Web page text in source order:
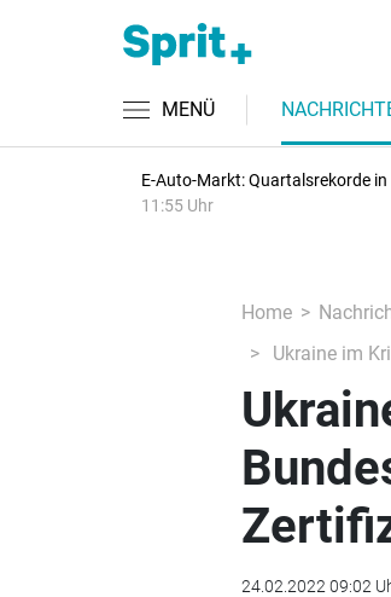
MENÜ
E-Auto-Markt: Quartalsrekorde
11:55 Uhr
Home
Ukraine im
24.02.2022 09:02